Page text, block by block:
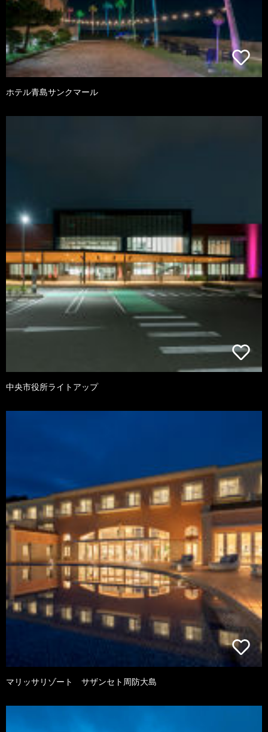
ホテル青島サンクマール
中央市役所ライトアップ
マリッサリゾート サザンセト周防大島